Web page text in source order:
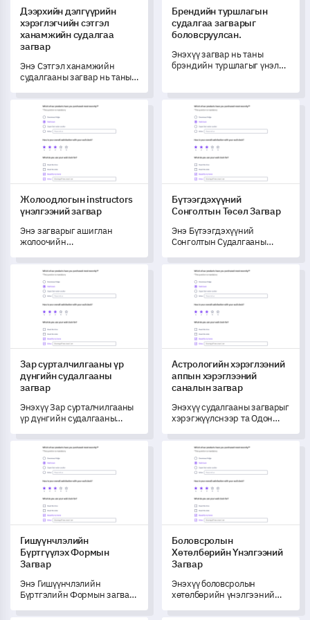
Дээрхийн дэлгүүрийн
хэрэглэгчийн сэтгэл
ханамжийн судалгаа
загвар
Энэ Сэтгэл ханамжийн
судалгааны загвар нь таны
дэх туршлагыг гүнзгий
ойлгоход туслах зорилгоор
тусгайлан бүтээгдсэн
бөгөөд худалдан авалтын
туршлагыг
трансформжуулах,
сайжруулах боломжийг
олгоно.
Брендийн туршлагын
судалгаа загварыг
боловсруулсан.
Энэхүү загвар нь таны
брэндийн туршлагыг үнэлэх
Жолоодлогын instructors үнэлгээний загвар
Жолоодлогын instructors
үнэлгээний загвар
Энэ загварыг ашиглан
жолоочийн
оценкалоод, үйлчилгээгээ
сайжруулна уу.
Бүтээгдэхүүний Сонголтын
Бүтээгдэхүүний
Сонголтын Төсөл Загвар
Энэ Бүтээгдэхүүний
Сонголтын Судалгааны
туршлага, сонголтуудын
талаар гүнзгий ойлголт
авахад туслах зорилготой.
Зар сурталчилгааны үр дүнгийн судалгааны загвар
Зар сурталчилгааны үр
дүнгийн судалгааны
загвар
Энэхүү Зар сурталчилгааны
үр дүнгийн судалгааны
сурталчилгааны хүчин
чармайлтын нөлөөг
хэмжиж, ойлгоход тусалж,
сайжруулах боломжуудыг
тодорхойлоход туслах
болно.
Астрологийн хэрэглээний
Астрологийн хэрэглээний
аппын хэрэглээний
саналын загвар
Энэхүү судалгааны загварыг
хэрэгжүүлснээр та Одон
дээрх хэрэглэгчдийн
оролцоо болон туршлагаас
чухал мэдлэгийг таньж авах
боломжтой болно.
Гишүүнчлэлийн Бүртгүүлэх Формын Загвар
Гишүүнчлэлийн
Бүртгүүлэх Формын
Загвар
Энэ Гишүүнчлэлийн
Бүртгэлийн Формын загвар
ойлгож, үйлчилгээ үзүүлэх
Боловсролын Хөтөлбөрийн
Боловсролын
Хөтөлбөрийн Үнэлгээний
Загвар
Энэхүү боловсролын
хөтөлбөрийн үнэлгээний
хөтөлбөрийн амжилтыг